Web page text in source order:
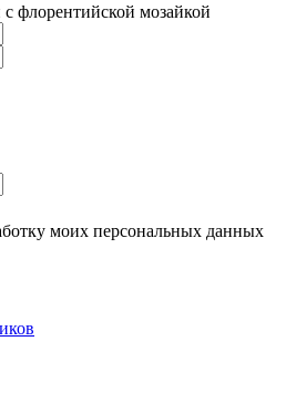
флорентийской мозайкой
моих персональных данных